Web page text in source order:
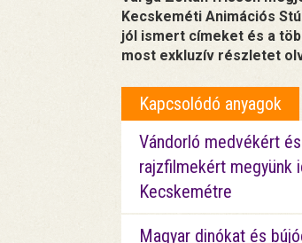
Kecskeméti Animációs
jól ismert címeket és a
most exkluzív részletet
Kapcsolódó anyagok
Vándorló medvékért
rajzfilmekért megyünk
Kecskemétre
Magyar dinókat és